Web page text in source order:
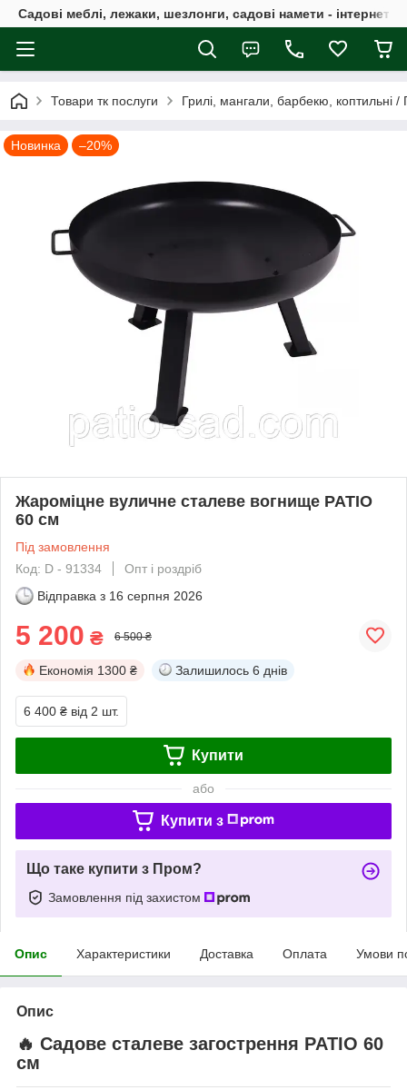
Садові меблі, лежаки, шезлонги, садові намети - інтернет-
Товари тк послуги Грилі, мангали, барбекю, коптильні
Новинка –20%
Жароміцне вуличне сталеве вогнище PATIO
60 см
Під замовлення
Код: D - 91334
Опт і роздріб
Відправка з 16 серпня 2026
5 200 ₴ 6 500 ₴
Економія 1300 ₴ Залишилось 6 днів
6 400 ₴ від 2 шт.
Купити
або
Купити з
Що таке купити з Пром?
Замовлення під захистом
Опис Характеристики Доставка Оплата Умови
Опис
🔥 Садове сталеве загострення PATIO 60
см